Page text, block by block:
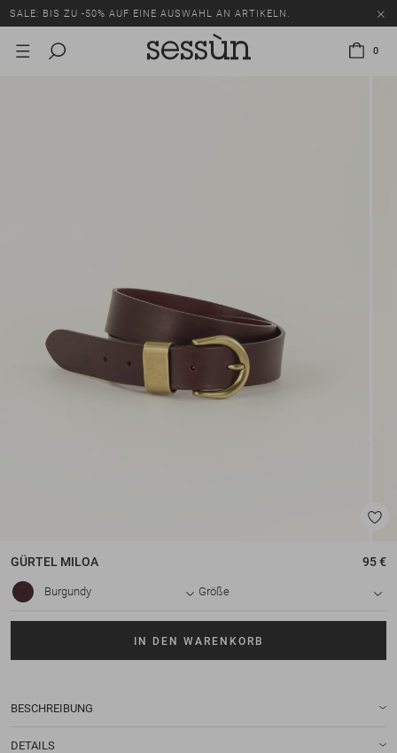
SALE: BIS ZU -50% AUF EINE AUSWAHL AN ARTIKELN.
0
GÜRTEL MILOA 95 €
Burgundy Größe
IN DEN WARENKORB
BESCHREIBUNG
DETAILS